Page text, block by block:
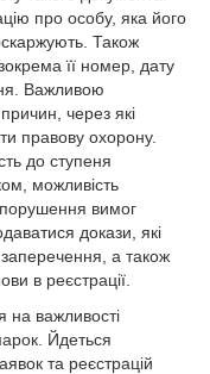
про особу, яка його
Також
її номер, дату
Важливою
через які
правову охорону.
до ступеня
можливість
вимог
докази, які
а також
в реєстрації.
на важливості
Йдеться
та реєстрацій